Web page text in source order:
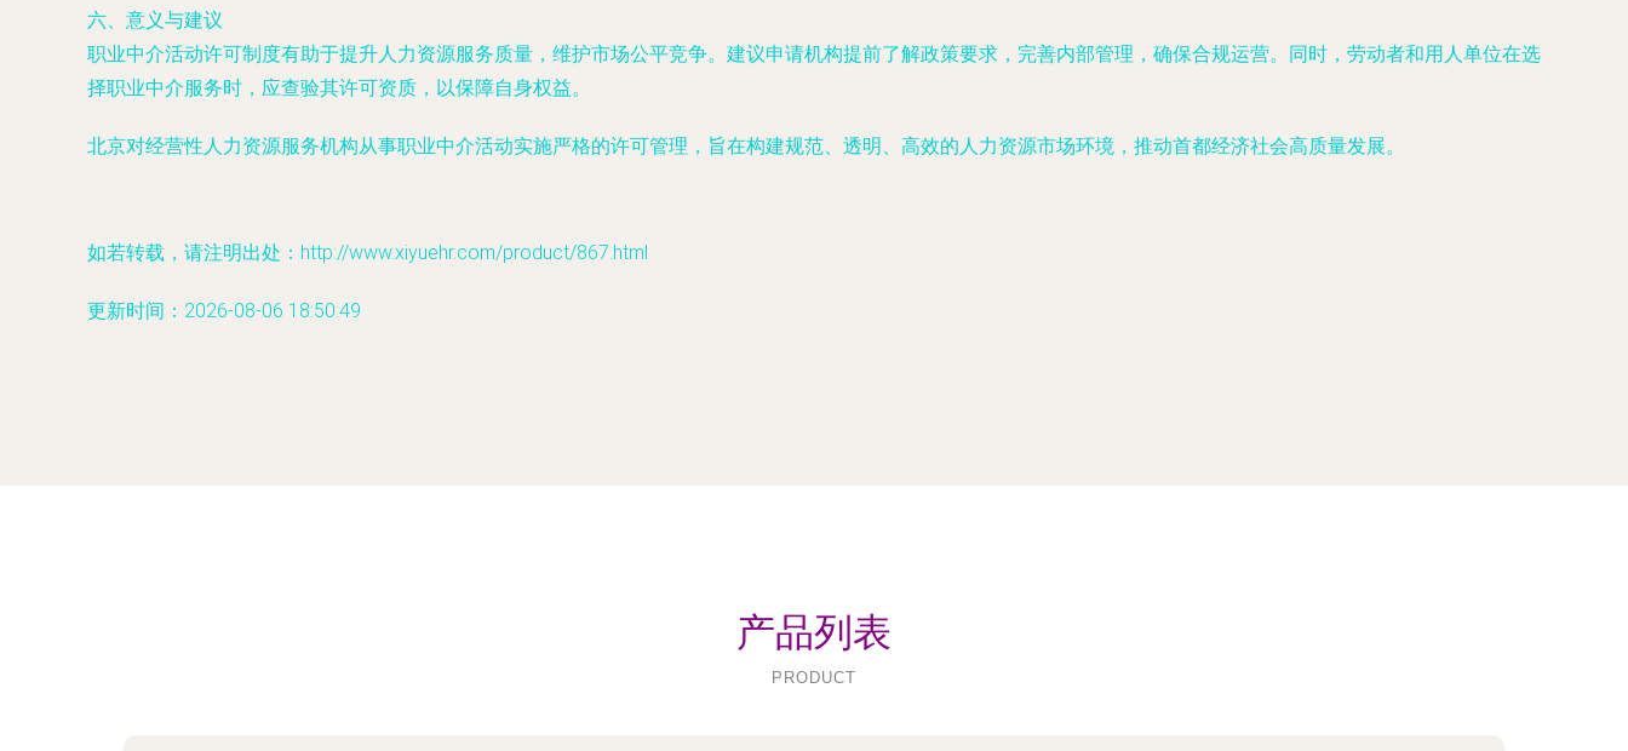
六、意义与建议
职业中介活动许可制度有助于提升人力资源服务质量，维护市场公平竞争。建议申请机构提前了解政策要求，完善内部管理，确保合规运营。同时，劳动者和用人单位在选
择职业中介服务时，应查验其许可资质，以保障自身权益。
北京对经营性人力资源服务机构从事职业中介活动实施严格的许可管理，旨在构建规范、透明、高效的人力资源市场环境，推动首都经济社会高质量发展。
如若转载，请注明出处：http://www.xiyuehr.com/product/867.html
更新时间：2026-08-06 18:50:49
产品列表
PRODUCT